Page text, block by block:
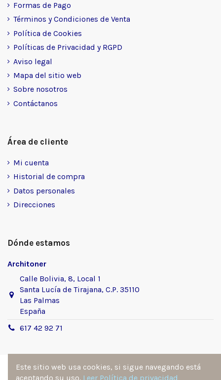
Formas de Pago
Términos y Condiciones de Venta
Política de Cookies
Políticas de Privacidad y RGPD
Aviso legal
Mapa del sitio web
Sobre nosotros
Contáctanos
Área de cliente
Mi cuenta
Historial de compra
Datos personales
Direcciones
Dónde estamos
Architoner
Calle Bolivia, 8, Local 1
Santa Lucía de Tirajana, C.P. 35110
Las Palmas
España
617 42 92 71
Este sitio web usa cookies, si sigue navegando está
aceptando su uso. Leer Política de privacidad